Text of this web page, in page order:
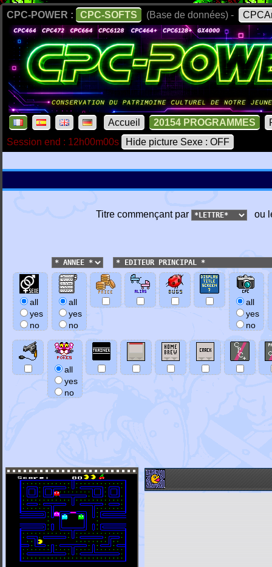
CPC-POWER : CPC-SOFTS (Base de données) -
Accueil 20154 PROGRAMMES
Session end : 12h00m00s
Hide picture Sexe : OFF
Titre commençant par ou
all
yes
no
all
yes
no
all
yes
no
all
yes
no